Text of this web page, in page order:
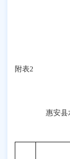
附表2
惠安县